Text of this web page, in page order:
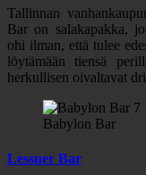
Tallinnan
Bar on salakapakka,
ohi ilman, että tulee
löytämään tiensä
herkullisen oivaltavat
Babylon Bar
Lessner Bar